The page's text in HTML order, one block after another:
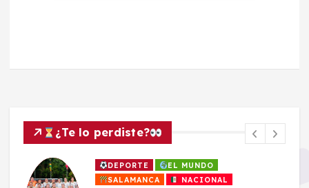
¿Te lo perdiste?
DEPORTE
EL MUNDO
SALAMANCA
NACIONAL